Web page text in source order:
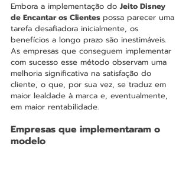
Embora a implementação do Jeito Disney
de Encantar os Clientes possa parecer uma
tarefa desafiadora inicialmente, os
benefícios a longo prazo são inestimáveis.
As empresas que conseguem implementar
com sucesso esse método observam uma
melhoria significativa na satisfação do
cliente, o que, por sua vez, se traduz em
maior lealdade à marca e, eventualmente,
em maior rentabilidade.
Empresas que implementaram o
modelo